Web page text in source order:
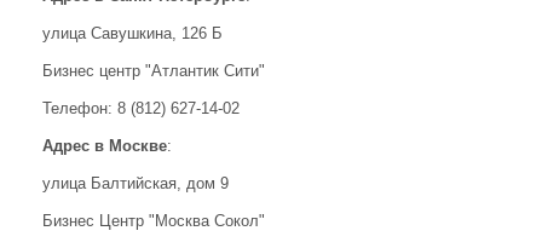
улица Савушкина, 126 Б
Бизнес центр "Атлантик Сити"
Телефон: 8 (812) 627-14-02
Адрес в Москве:
улица Балтийская, дом 9
Бизнес Центр "Москва Сокол"